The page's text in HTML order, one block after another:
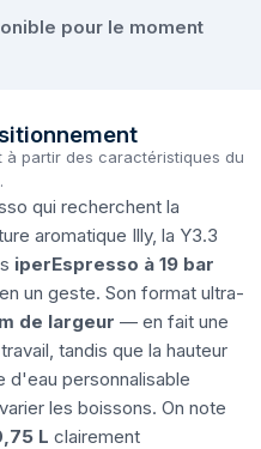
pour le moment
à partir des caractéristiques du
qui recherchent la
aromatique Illy, la Y3.3
iperEspresso à 19 bar
un geste. Son format ultra-
de largeur — en fait une
tandis que la hauteur
d'eau personnalisable
les boissons. On note
L clairement